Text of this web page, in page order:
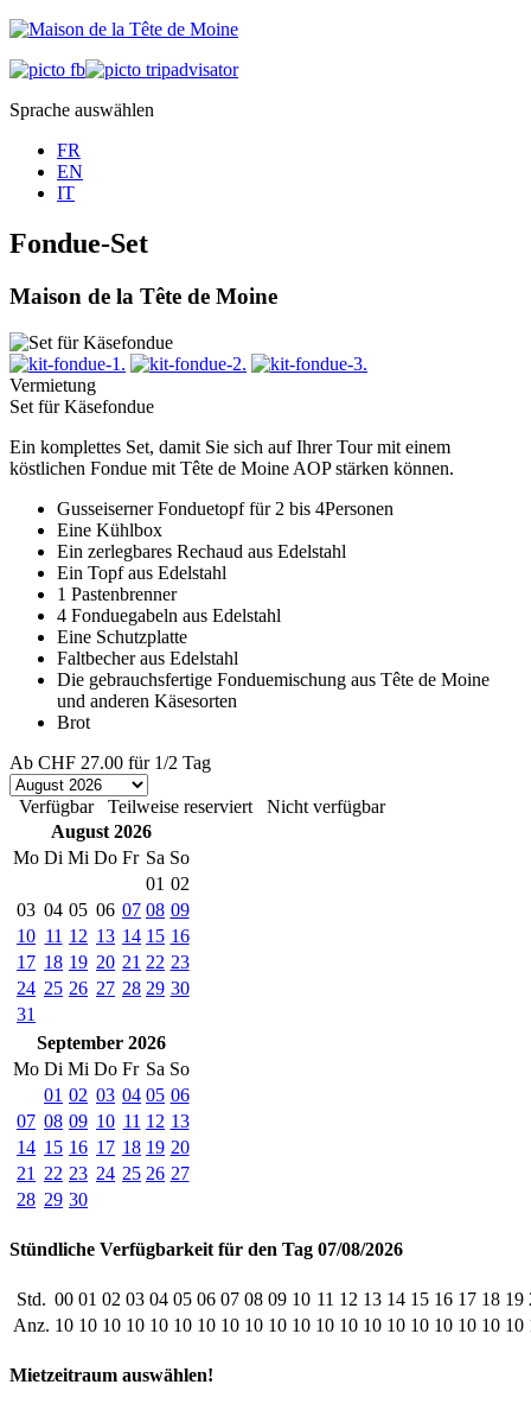
Sprache auswählen
FR
EN
IT
Fondue-Set
Maison de la Tête de Moine
Vermietung
Set für Käsefondue
Ein komplettes Set, damit Sie sich auf Ihrer Tour mit einem
köstlichen Fondue mit Tête de Moine AOP stärken können.
Gusseiserner Fonduetopf für 2 bis 4Personen
Eine Kühlbox
Ein zerlegbares Rechaud aus Edelstahl
Ein Topf aus Edelstahl
1 Pastenbrenner
4 Fonduegabeln aus Edelstahl
Eine Schutzplatte
Faltbecher aus Edelstahl
Die gebrauchsfertige Fonduemischung aus Tête de Moine
und anderen Käsesorten
Brot
Ab CHF 27.00 für 1/2 Tag
Verfügbar Teilweise reserviert
Nicht verfügbar
August 2026
Mo Di Mi Do Fr Sa So
01 02
03 04 05 06 07 08 09
10 11 12 13 14 15 16
17 18 19 20 21 22 23
24 25 26 27 28 29 30
31
September 2026
Mo Di Mi Do Fr Sa So
01 02 03 04 05 06
07 08 09 10 11 12 13
14 15 16 17 18 19 20
21
22 23 24 25 26 27
28 29 30
Stündliche Verfügbarkeit für den Tag 07/08/2026
Std. 00 01 02 03 04 05 06 07 08 09 10 11 12 13 14 15 16 17 18 19
Anz. 10 10 10 10 10 10 10 10 10 10 10 10 10 10 10 10 10 10 10 10
Mietzeitraum auswählen!